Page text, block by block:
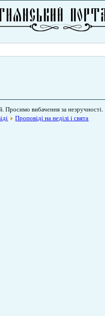
Просимо вибачення за незручності.
Проповіді на неділі і свята